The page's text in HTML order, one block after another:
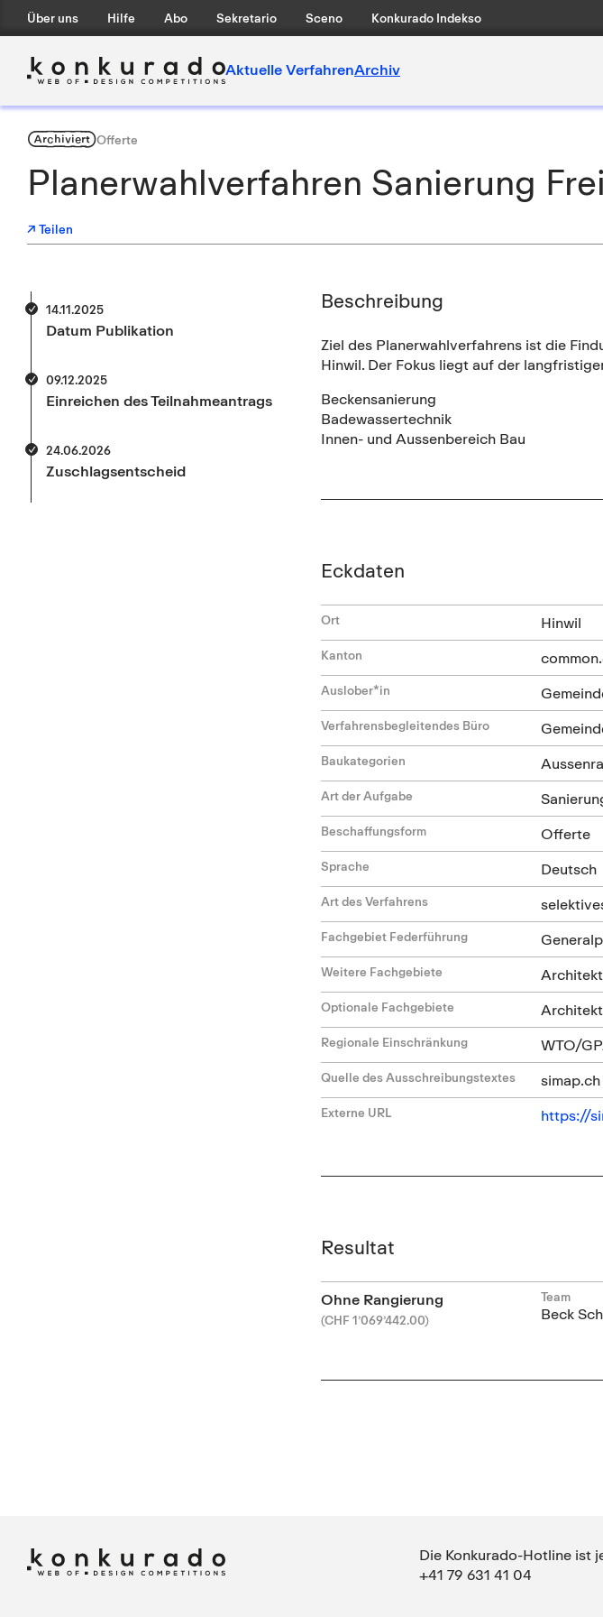
Über uns Hilfe Abo Sekretario Sceno Konkurado Indekso
Aktuelle VerfahrenArchiv
ArchiviertOfferte
Planerwahlverfahren Sanierung
↗ Teilen
14.11.2025
Datum Publikation
09.12.2025
Einreichen des Teilnahmeantrags
24.06.2026
Zuschlagsentscheid
Beschreibung
Ziel des Planerwahlverfahrens ist die
Hinwil. Der Fokus liegt auf der
Beckensanierung
Badewassertechnik
Innen- und Aussenbereich Bau
Eckdaten
Ort Hinwil
Kanton
Auslober*in
Verfahrensbegleitendes Büro
Baukategorien
Art der Aufgabe
Beschaffungsform Offerte
Sprache Deutsch
Art des Verfahrens
Fachgebiet Federführung
Weitere Fachgebiete
Optionale Fachgebiete
Regionale Einschränkung WTO/
Quelle des Ausschreibungstextes simap.ch
Externe URL https://
Resultat
Ohne Rangierung
(CHF 1’069’442.00)
Team
Beck
Die Konkurado-Hotline ist
+41 79 631 41 04